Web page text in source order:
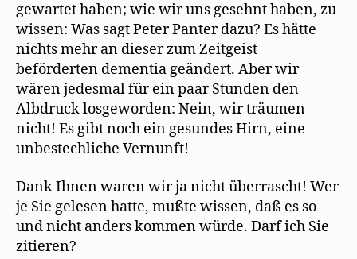
gewartet haben; wie wir uns gesehnt haben, zu
wissen: Was sagt Peter Panter dazu? Es hätte
nichts mehr an dieser zum Zeitgeist
beförderten dementia geändert. Aber wir
wären jedesmal für ein paar Stunden den
Albdruck losgeworden: Nein, wir träumen
nicht! Es gibt noch ein gesundes Hirn, eine
unbestechliche Vernunft!
Dank Ihnen waren wir ja nicht überrascht! Wer
je Sie gelesen hatte, mußte wissen, daß es so
und nicht anders kommen würde. Darf ich Sie
zitieren?